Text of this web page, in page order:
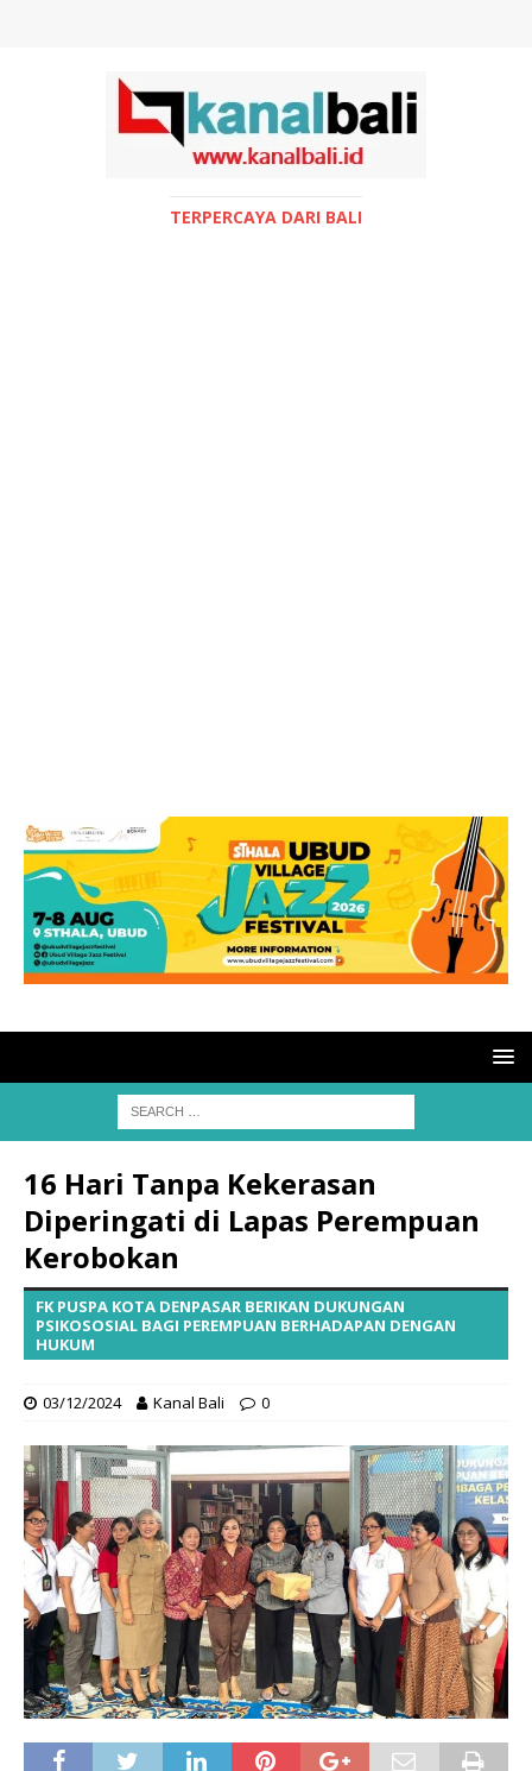
TERPERCAYA DARI BALI
16 Hari Tanpa Kekerasan
Diperingati di Lapas Perempuan
Kerobokan
FK PUSPA KOTA DENPASAR BERIKAN DUKUNGAN
PSIKOSOSIAL BAGI PEREMPUAN BERHADAPAN DENGAN
HUKUM
03/12/2024 Kanal Bali 0